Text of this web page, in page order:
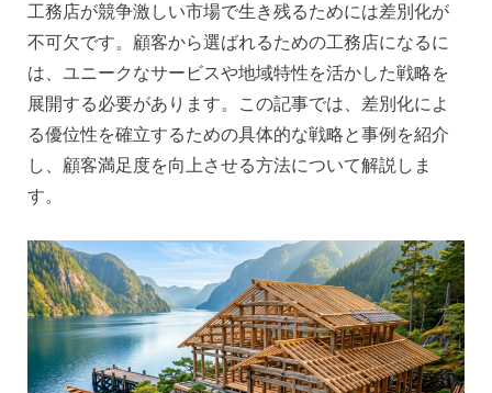
工務店が競争激しい市場で生き残るためには差別化が
不可欠です。顧客から選ばれるための工務店になるに
は、ユニークなサービスや地域特性を活かした戦略を
展開する必要があります。この記事では、差別化によ
る優位性を確立するための具体的な戦略と事例を紹介
し、顧客満足度を向上させる方法について解説しま
す。